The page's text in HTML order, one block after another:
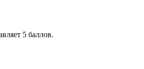
5 баллов.